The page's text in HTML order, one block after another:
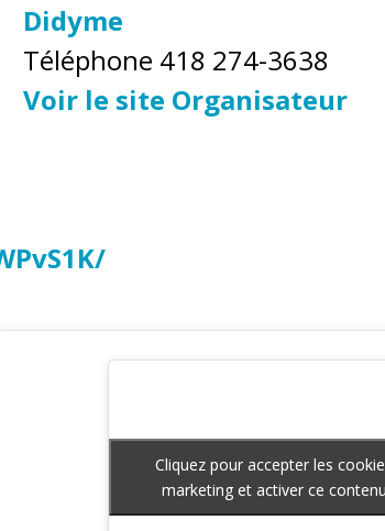
Didyme
Téléphone 418 274-3638
Voir le site Organisateur
Cliquez pour accepter les
marketing et activer ce contenu
Cliquez pour accepter les
marketing et activer ce contenu